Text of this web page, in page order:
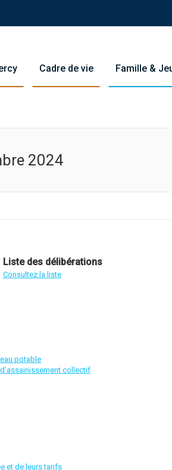
Cadre de vie Famille &
2024
Liste des délibérations
Consultez la liste
potable
collectif
et de leurs tarifs